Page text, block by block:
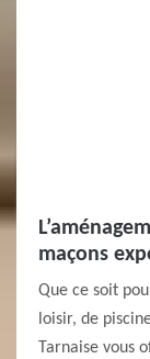
maçons
Que ce soit
loisir, de
Tarnaise vous